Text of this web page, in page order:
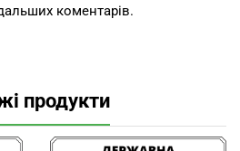
коментарів.
продукти